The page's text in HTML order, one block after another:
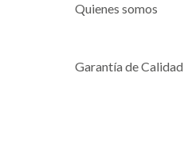
Quienes somos
Garantía de Calidad